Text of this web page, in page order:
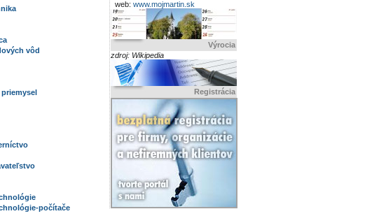
web: www.mojmartin.sk
Výrocia
zdroj: Wikipedia
Registrácia
vôd
počítače